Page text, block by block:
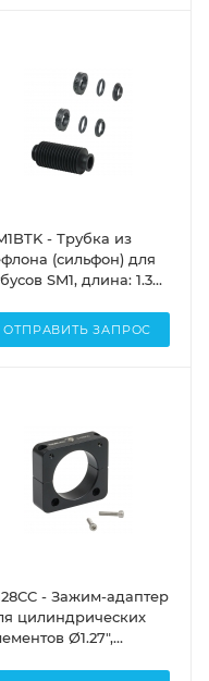
- Трубка из
(сильфон) для
SM1, длина: 1.30"
для
ОТПРАВИТЬ ЗАПРОС
- Зажим-адаптер
цилиндрических
Ø1.27",